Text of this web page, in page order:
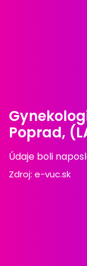
Poprad,
Údaje boli
Zdroj: e-vuc.sk